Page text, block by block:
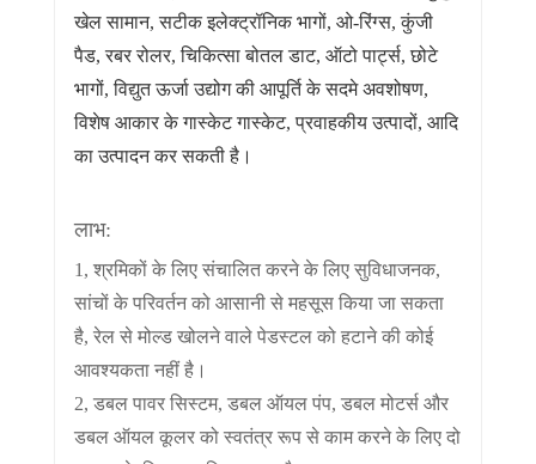
खेल सामान, सटीक इलेक्ट्रॉनिक भागों, ओ-रिंग्स, कुंजी
पैड, रबर रोलर, चिकित्सा बोतल डाट, ऑटो पार्ट्स, छोटे
भागों, विद्युत ऊर्जा उद्योग की आपूर्ति के सदमे अवशोषण,
विशेष आकार के गास्केट गास्केट, प्रवाहकीय उत्पादों, आदि
का उत्पादन कर सकती है।
लाभ:
1, श्रमिकों के लिए संचालित करने के लिए सुविधाजनक,
सांचों के परिवर्तन को आसानी से महसूस किया जा सकता
है, रेल से मोल्ड खोलने वाले पेडस्टल को हटाने की कोई
आवश्यकता नहीं है।
2, डबल पावर सिस्टम, डबल ऑयल पंप, डबल मोटर्स और
डबल ऑयल कूलर को स्वतंत्र रूप से काम करने के लिए दो